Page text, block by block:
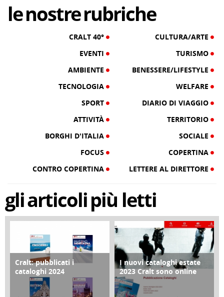
lenostrerubriche
CRALT 40°
CULTURA/ARTE
EVENTI
TURISMO
AMBIENTE
BENESSERE/LIFESTYLE
TECNOLOGIA
WELFARE
SPORT
DIARIO DI VIAGGIO
ATTIVITÀ
TERRITORIO
BORGHI D'ITALIA
SOCIALE
FOCUS
COPERTINA
CONTRO COPERTINA
LETTERE AL DIRETTORE
gliarticolipiù letti
COPERTINA
Cralt: pubblicati i
cataloghi 2024
CONTRO COPERTINA
I nuovi cataloghi estate
2023 Cralt sono online